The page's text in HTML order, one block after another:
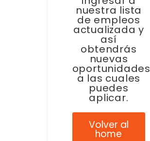
nuestra lista
de empleos
actualizada y
así
obtendrás
nuevas
oportunidades
a las cuales
puedes
aplicar.
Volver al
home